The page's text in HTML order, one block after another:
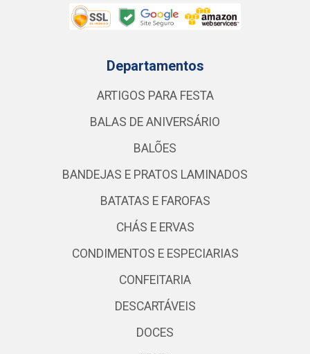
Departamentos
ARTIGOS PARA FESTA
BALAS DE ANIVERSÁRIO
BALÕES
BANDEJAS E PRATOS LAMINADOS
BATATAS E FAROFAS
CHÁS E ERVAS
CONDIMENTOS E ESPECIARIAS
CONFEITARIA
DESCARTÁVEIS
DOCES